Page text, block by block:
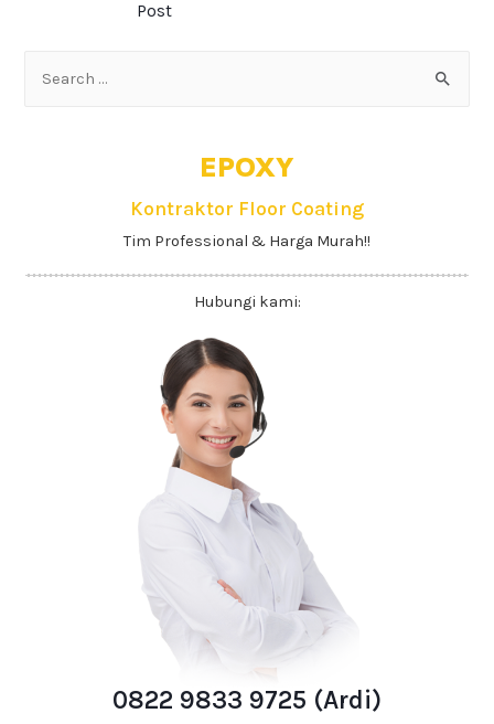
Post
EPOXY
Kontraktor Floor Coating
Tim Professional & Harga Murah!!
Hubungi kami:
0822 9833 9725 (Ardi)